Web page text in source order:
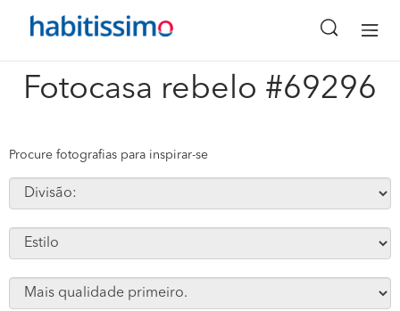
Fotocasa rebelo #69296
x
Procure fotografias para inspirar-se